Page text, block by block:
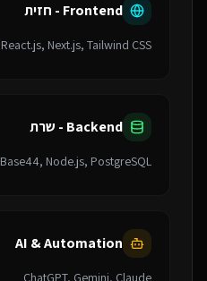
Frontend - חזית
React.js, Next.js, Tailwind CSS
Backend - שרת
Base44, Node.js, PostgreSQL
AI & Automation
ChatGPT, Gemini, Claude